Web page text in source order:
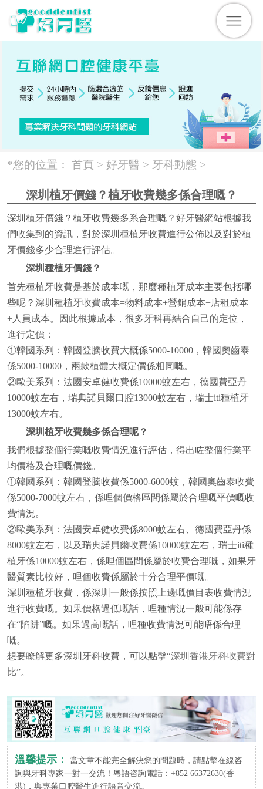
*您的位置： 首頁 > 好牙醫 > 牙科動態 >
深圳植牙價錢？植牙收費幾多係合理嘅？
深圳植牙價錢？植牙收費幾多系合理嘅？好牙醫網站根據我
們收集到的資訊，對於深圳種植牙收費進行公佈以及對於植
牙價錢多少合理進行評估。
深圳種植牙價錢？
首先種植牙收費是基於成本嘅，那麼種植牙成本主要包括哪
些呢？深圳種植牙收費成本=物料成本+營銷成本+店租成本
+人員成本。因此根據成本，很多牙科再結合自己的定位，
進行定價：
①韓國系列：韓國登騰收費大概係5000-10000，韓國奧齒泰
係5000-10000，兩款植體大概定價係相同嘅。
②歐美系列：法國安卓健收費係10000蚊左右，德國費亞丹
10000蚊左右，瑞典諾貝爾口腔13000蚊左右，瑞士iti種植牙
13000蚊左右。
深圳植牙收費幾多係合理呢？
我們根據整個行業嘅收費情況進行評估，得出咗整個行業平
均價格及合理嘅價錢。
①韓國系列：韓國登騰收費係5000-6000蚊，韓國奧齒泰收費
係5000-7000蚊左右，係哩個價格區間係屬於合理嘅平價嘅收
費情況。
②歐美系列：法國安卓健收費係8000蚊左右、德國費亞丹係
8000蚊左右，以及瑞典諾貝爾收費係10000蚊左右，瑞士iti種
植牙係10000蚊左右，係哩個區間係屬於收費合理嘅，如果牙
醫質素比較好，哩個收費係屬於十分合理平價嘅。
深圳種植牙收費，係深圳一般係按照上邊嘅價目表收費情況
進行收費嘅。如果價格過低嘅話，哩種情況一般可能係存
在“陷阱”嘅。如果過高嘅話，哩種收費情況可能唔係合理
嘅。
想要瞭解更多深圳牙科收費，可以點擊“深圳香港牙科收費對
比”。
溫馨提示：
當文章不能完全解決您的問題時，請點擊在線咨
詢與牙科專家一對一交流！粵語咨詢電話：+852 66372630(香
港)，與專業口腔醫生進行語音交流。